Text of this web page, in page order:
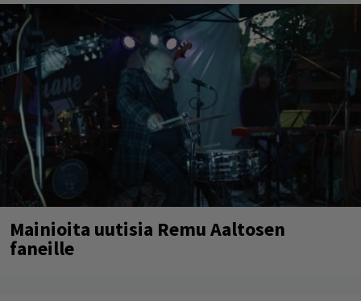
Mainioita uutisia Remu Aaltosen
faneille